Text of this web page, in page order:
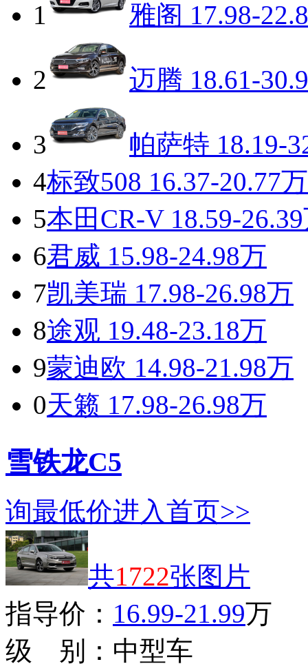
1 雅阁 17.98-
2 迈腾 18.61-
3 帕萨特 18.19-
4标致508 16.37-20.77万
5本田CR-V18.59-
6君威 15.98-24.98万
7凯美瑞 17.98-26.98万
8途观 19.48-23.18万
9蒙迪欧 14.98-21.98万
0天籁 17.98-26.98万
雪铁龙C5
询最低价进入首页>>
共1722张图片
指导价： 16.99-21.99万
级 别： 中型车